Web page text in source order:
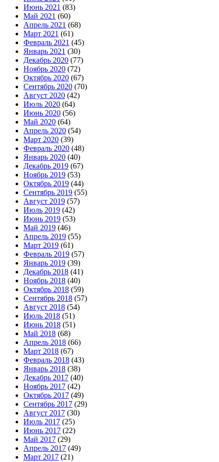
Июнь 2021 (83)
Май 2021 (60)
Апрель 2021 (68)
Март 2021 (61)
Февраль 2021 (45)
Январь 2021 (30)
Декабрь 2020 (77)
Ноябрь 2020 (72)
Октябрь 2020 (67)
Сентябрь 2020 (70)
Август 2020 (42)
Июль 2020 (64)
Июнь 2020 (56)
Май 2020 (64)
Апрель 2020 (54)
Март 2020 (39)
Февраль 2020 (48)
Январь 2020 (40)
Декабрь 2019 (67)
Ноябрь 2019 (53)
Октябрь 2019 (44)
Сентябрь 2019 (55)
Август 2019 (57)
Июль 2019 (42)
Июнь 2019 (53)
Май 2019 (46)
Апрель 2019 (55)
Март 2019 (61)
Февраль 2019 (57)
Январь 2019 (39)
Декабрь 2018 (41)
Ноябрь 2018 (40)
Октябрь 2018 (59)
Сентябрь 2018 (57)
Август 2018 (54)
Июль 2018 (51)
Июнь 2018 (51)
Май 2018 (68)
Апрель 2018 (66)
Март 2018 (67)
Февраль 2018 (43)
Январь 2018 (38)
Декабрь 2017 (40)
Ноябрь 2017 (42)
Октябрь 2017 (49)
Сентябрь 2017 (29)
Август 2017 (30)
Июль 2017 (25)
Июнь 2017 (22)
Май 2017 (29)
Апрель 2017 (49)
Март 2017 (21)